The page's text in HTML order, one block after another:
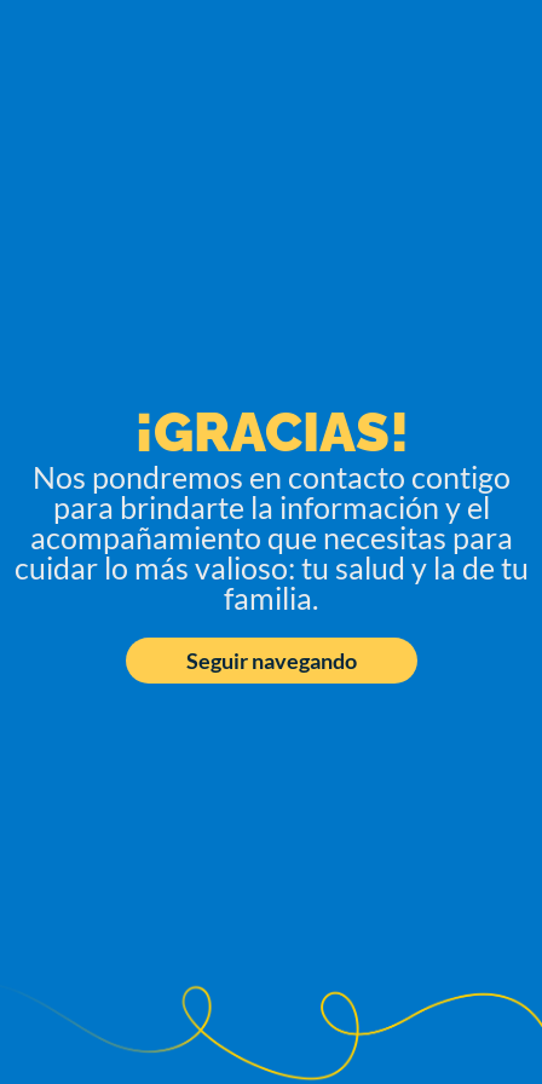
Nos pondremos en contacto contigo
para brindarte la información y el
acompañamiento que necesitas para
cuidar lo más valioso: tu salud y la de tu
familia.
¡GRACIAS!
Seguir navegando